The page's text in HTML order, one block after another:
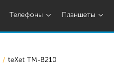
Телефоны Планшеты
teXet TM-B210